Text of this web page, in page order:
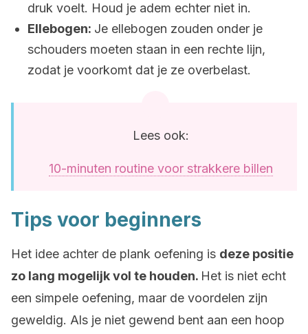
druk voelt. Houd je adem echter niet in.
Ellebogen: Je ellebogen zouden onder je
schouders moeten staan in een rechte lijn,
zodat je voorkomt dat je ze overbelast.
Lees ook:
10-minuten routine voor strakkere billen
Tips voor beginners
Het idee achter de plank oefening is deze positie
zo lang mogelijk vol te houden. Het is niet echt
een simpele oefening, maar de voordelen zijn
geweldig. Als je niet gewend bent aan een hoop